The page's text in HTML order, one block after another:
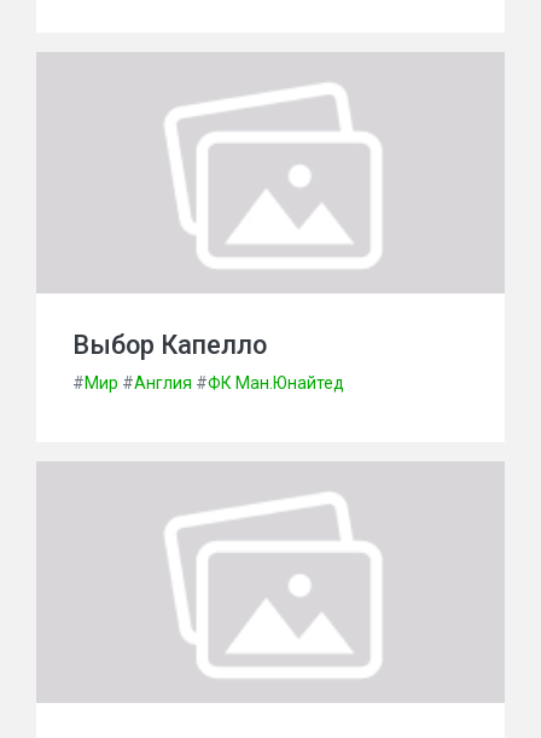
Выбор Капелло
#Мир #Англия #ФК Ман.Юнайтед